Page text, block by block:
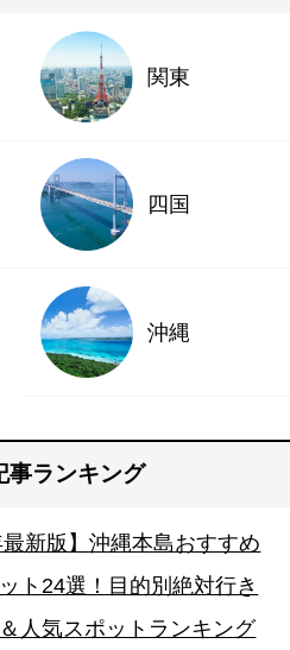
関東
四国
沖縄
事ランキング
最新版】沖縄本島おすすめ
ト24選！目的別絶対行き
人気スポットランキング